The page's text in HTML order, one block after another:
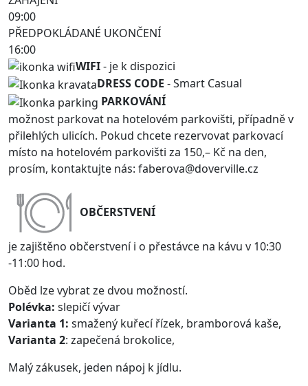
09:00
PŘEDPOKLÁDANÉ UKONČENÍ
16:00
WIFI- je k dispozici
DRESS CODE - Smart Casual
PARKOVÁNÍ
možnost parkovat na hotelovém parkovišti, případně v
přilehlých ulicích. Pokud chcete rezervovat parkovací
místo na hotelovém parkovišti za 150,– Kč na den,
prosím, kontaktujte nás: faberova@doverville.cz
OBČERSTVENÍ
je zajištěno občerstvení i o přestávce na kávu v 10:30
-11:00 hod.
Oběd lze vybrat ze dvou možností.
Polévka: slepičí vývar
Varianta 1: smažený kuřecí řízek, bramborová kaše,
Varianta 2: zapečená brokolice,
Malý zákusek, jeden nápoj k jídlu.